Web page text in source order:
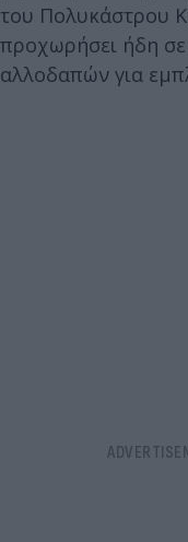
του Πολυκάστρου
προχωρήσει ήδη σε
αλλοδαπών για